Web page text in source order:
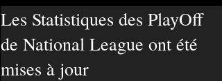
Les Statistiques des PlayOff
de National League ont été
mises à jour